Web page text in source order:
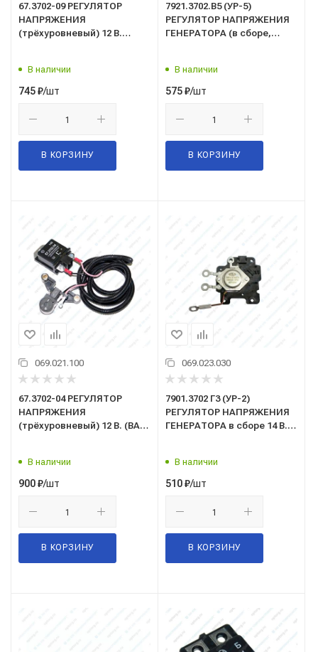
67.3702-09 РЕГУЛЯТОР
НАПРЯЖЕНИЯ
(трёхуровневый) 12 В.
В наличии
745₽/шт
В КОРЗИНУ
7921.3702.В5 (УР-5)
РЕГУЛЯТОР НАПРЯЖЕНИЯ
ГЕНЕРАТОРА (в сборе,
В наличии
575₽/шт
В КОРЗИНУ
069.021.100
67.3702-04 РЕГУЛЯТОР
НАПРЯЖЕНИЯ
(трёхуровневый) 12 В. (ВАЗ,
В наличии
900₽/шт
В КОРЗИНУ
069.023.030
7901.3702 Г3 (УР-2)
РЕГУЛЯТОР НАПРЯЖЕНИЯ
ГЕНЕРАТОРА в сборе 14 В.
В наличии
510₽/шт
В КОРЗИНУ